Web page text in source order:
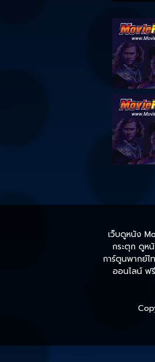
เว็บดูหนัง
กระตุก ดูห
การ์ตูนพากย์
ออนไลน์ ฟ